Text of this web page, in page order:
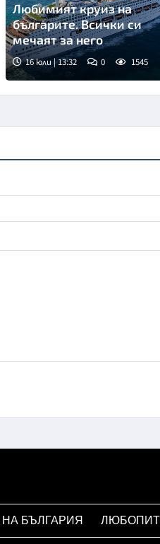
Любимият круиз на
българите. Всички си
мечаят за него
16 юли | 13:32 0 1545
НА БЪЛГАРИЯ